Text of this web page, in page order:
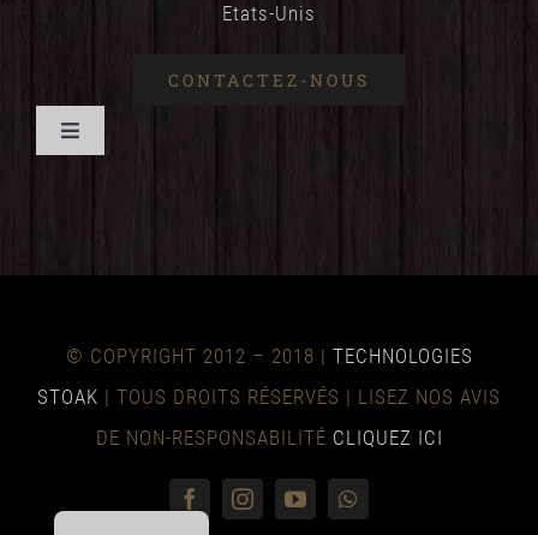
Etats-Unis
CONTACTEZ-NOUS
Basculer
AVANTAGES
TECHNIQUE
NOUVELLES
© COPYRIGHT 2012 – 2018 | TECHNOLOGIES
STOAK | TOUS DROITS RÉSERVÉS | LISEZ NOS AVIS
DE NON-RESPONSABILITÉ CLIQUEZ ICI